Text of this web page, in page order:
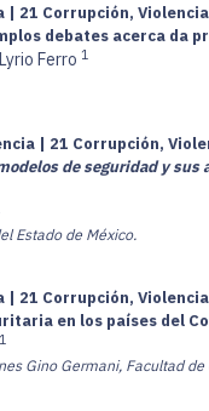
21 Corrupción,
debates acerca da
Ferro 1
| 21 Corrupción,
de seguridad y
Estado de México.
21 Corrupción,
en los países del
1
Gino Germani, Facultad